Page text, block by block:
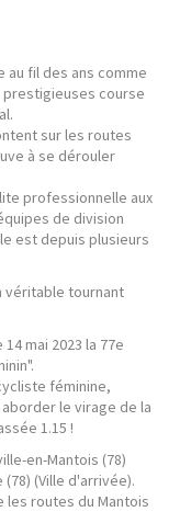
au fil des ans comme
course
sur les routes
à se dérouler
professionnelle aux
de division
est depuis plusieurs
véritable tournant
mai 2023 la 77e
féminine,
le virage de la
1.15 !
en-Mantois (78)
(Ville d'arrivée).
les routes du Mantois